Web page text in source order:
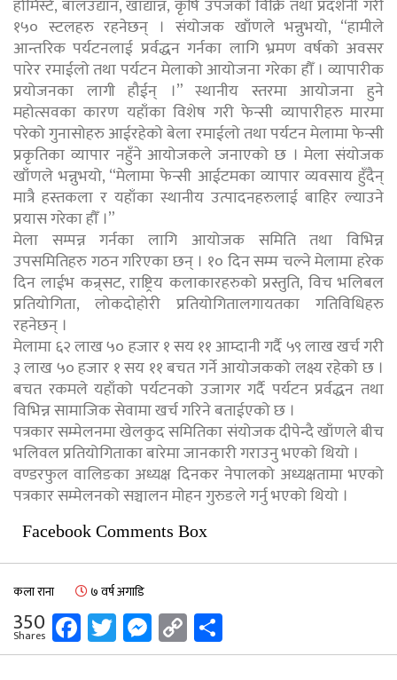
होमिस्टे, बालउद्यान, खाद्यान्न, कृषि उपजको विक्रि तथा प्रदर्शनी गरी
१५० स्टलहरु रहनेछन् । संयोजक खाँणले भन्नुभयो, “हामीले
आन्तरिक पर्यटनलाई प्रर्वद्धन गर्नका लागि भ्रमण वर्षको अवसर
पारेर रमाईलो तथा पर्यटन मेलाको आयोजना गरेका हौँ । व्यापारीक
प्रयोजनका लागी हौईन् ।” स्थानीय स्तरमा आयोजना हुने
महोत्सवका कारण यहाँका विशेष गरी फेन्सी व्यापारीहरु मारमा
परेको गुनासोहरु आईरहेको बेला रमाईलो तथा पर्यटन मेलामा फेन्सी
प्रकृतिका व्यापार नहुँने आयोजकले जनाएको छ । मेला संयोजक
खाँंणले भन्नुभयो, “मेलामा फेन्सी आईटमका व्यापार व्यवसाय हुँदैन्
मात्रै हस्तकला र यहाँका स्थानीय उत्पादनहरुलाई बाहिर ल्याउने
प्रयास गरेका हौँ ।”
मेला सम्पन्न गर्नका लागि आयोजक समिति तथा विभिन्न
उपसमितिहरु गठन गरिएका छन् । १० दिन सम्म चल्ने मेलामा हरेक
दिन लाईभ कन्र्सट, राष्ट्रिय कलाकारहरुको प्रस्तुति, विच भलिबल
प्रतियोगिता, लोकदोहोरी प्रतियोगितालगायतका गतिविधिहरु
रहनेछन् ।
मेलामा ६२ लाख ५० हजार १ सय ११ आम्दानी गर्दै ५९ लाख खर्च गरी
३ लाख ५० हजार १ सय ११ बचत गर्ने आयोजकको लक्ष्य रहेको छ ।
बचत रकमले यहाँको पर्यटनको उजागर गर्दै पर्यटन प्रर्वद्धन तथा
विभिन्न सामाजिक सेवामा खर्च गरिने बताईएको छ ।
पत्रकार सम्मेलनमा खेलकुद समितिका संयोजक दीपेन्दै खाँणले बीच
भलिवल प्रतियोगिताका बारेमा जानकारी गराउनु भएको थियो ।
वण्डरफुल वालिङका अध्यक्ष दिनकर नेपालको अध्यक्षतामा भएको
पत्रकार सम्मेलनको सञ्चालन मोहन गुरुङले गर्नु भएको थियो ।
Facebook Comments Box
कला राना ७ वर्ष अगाडि
350
Shares Facebook
Twitter
Messenger
Copy
Link